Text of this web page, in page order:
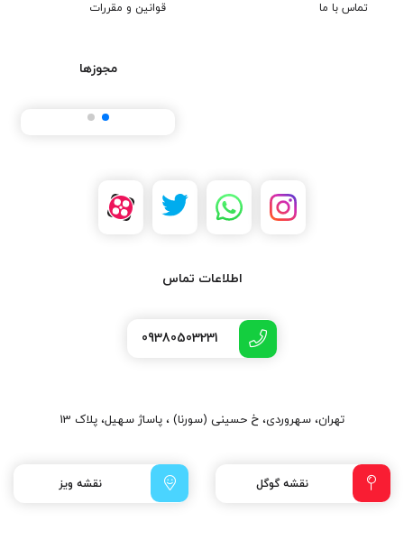
تماس با ما قوانین و مقررات
مجوزها
اطلاعات تماس
09380503231
تهران، سهروردی، خ حسینی (سورنا) ، پاساژ سهیل، پلاک 13
نقشه گوگل نقشه ویز